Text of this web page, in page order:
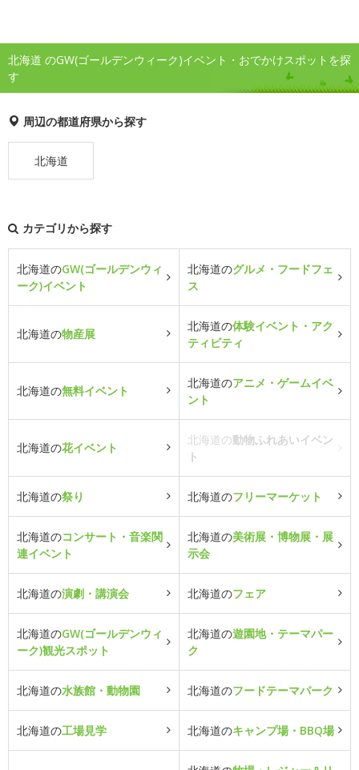
北海道 のGW(ゴールデンウィーク)イベント・おでかけスポットを探
す
周辺の都道府県から探す
北海道
カテゴリから探す
北海道のGW(ゴールデンウィ
ーク)イベント
北海道のグルメ・フードフェ
ス
北海道の物産展
北海道の体験イベント・アク
ティビティ
北海道の無料イベント
北海道のアニメ・ゲームイベ
ント
北海道の花イベント
北海道の動物ふれあいイベン
ト
北海道の祭り 北海道のフリーマーケット
北海道のコンサート・音楽関
連イベント
北海道の美術展・博物展・展
示会
北海道の演劇・講演会 北海道のフェア
北海道のGW(ゴールデンウィ
ーク)観光スポット
北海道の遊園地・テーマパー
ク
北海道の水族館・動物園 北海道のフードテーマパーク
北海道の工場見学 北海道のキャンプ場・BBQ場